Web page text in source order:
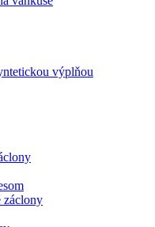
výplňou
záclony